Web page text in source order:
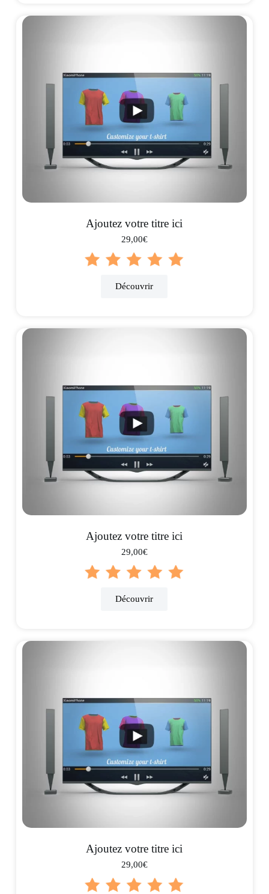
Ajoutez votre titre ici
29,00€
Découvrir
Ajoutez votre titre ici
29,00€
Découvrir
Ajoutez votre titre ici
29,00€